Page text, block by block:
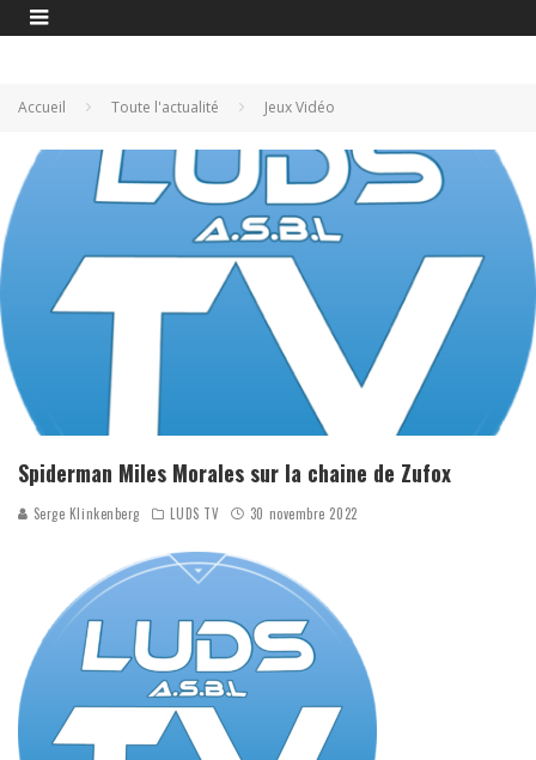
Accueil Toute l'actualité Jeux Vidéo
Spiderman Miles Morales sur la chaine de Zufox
Serge Klinkenberg LUDS TV 30 novembre 2022